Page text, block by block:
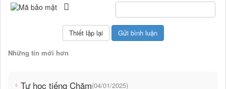
Những tin mới hơn
Tự học tiếng Chăm(04/01/2025)